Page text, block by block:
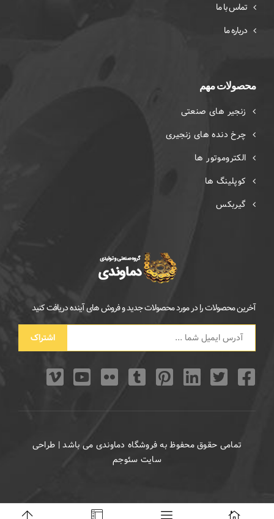
تماس با ما
درباره ما
محصولات مهم
زنجیر های صنعتی
چرخ دنده های زنجیری
الکتروموتور ها
کوپلینگ ها
گیربکس
آخرین محصولات را در مورد محصولات جدید و فروش های آینده دریافت کنید
اشتراک
تمامی حقوق محفوظ به فروشگاه دماوندی می باشد | طراحی
سایت سئوجم